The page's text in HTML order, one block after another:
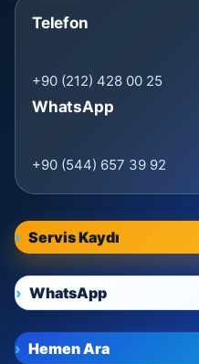
Telefon
+90 (212) 428 00 25
WhatsApp
+90 (544) 657 39 92
Servis Kaydı
WhatsApp
Hemen Ara